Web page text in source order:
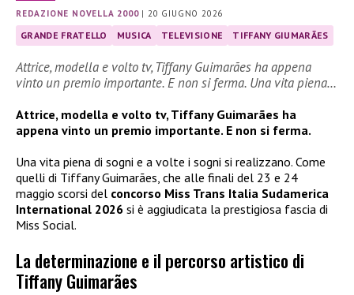
REDAZIONE NOVELLA 2000|20 GIUGNO 2026
GRANDE FRATELLO MUSICA TELEVISIONE TIFFANY GIUMARÃES
Attrice, modella e volto tv, Tiffany Guimarães ha appena
vinto un premio importante. E non si ferma. Una vita piena…
Attrice, modella e volto tv, Tiffany Guimarães ha
appena vinto un premio importante. E non si ferma.
Una vita piena di sogni e a volte i sogni si realizzano. Come
quelli di Tiffany Guimarães, che alle finali del 23 e 24
maggio scorsi del concorso Miss Trans Italia Sudamerica
International 2026 si è aggiudicata la prestigiosa fascia di
Miss Social.
La determinazione e il percorso artistico di
Tiffany Guimarães